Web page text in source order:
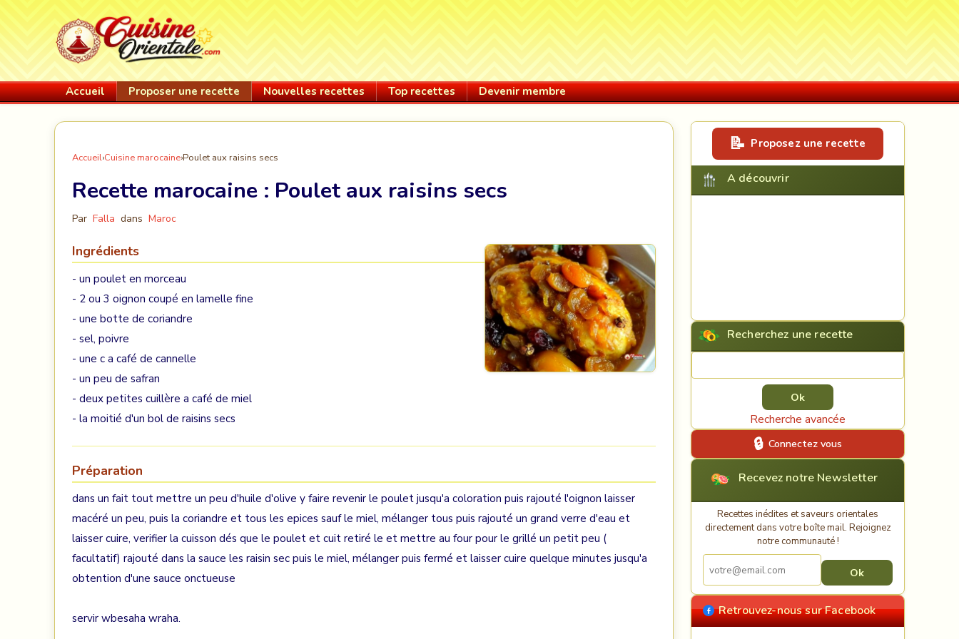
Accueil Proposer une recette Nouvelles recettes Top recettes Devenir membre
Accueil›Cuisine marocaine›Poulet aux raisins secs
Recette marocaine : Poulet aux raisins secs
Par Falla dans Maroc
Ingrédients
- un poulet en morceau
- 2 ou 3 oignon coupé en lamelle fine
- une botte de coriandre
- sel, poivre
- une c a café de cannelle
- un peu de safran
- deux petites cuillère a café de miel
- la moitié d'un bol de raisins secs
Préparation
dans un fait tout mettre un peu d'huile d'olive y faire revenir le poulet jusqu'a coloration puis rajouté l'oignon laisser
macéré un peu, puis la coriandre et tous les epices sauf le miel, mélanger tous puis rajouté un grand verre d'eau et
laisser cuire, verifier la cuisson dés que le poulet et cuit retiré le et mettre au four pour le grillé un petit peu (
facultatif) rajouté dans la sauce les raisin sec puis le miel, mélanger puis fermé et laisser cuire quelque minutes jusqu'a
obtention d'une sauce onctueuse
servir wbesaha wraha.
Proposez une recette
A découvrir
Recherchez une recette
Recherche avancée
Connectez vous
Recevez notre Newsletter
Recettes inédites et saveurs orientales
directement dans votre boîte mail. Rejoignez
notre communauté !
Retrouvez-nous sur Facebook